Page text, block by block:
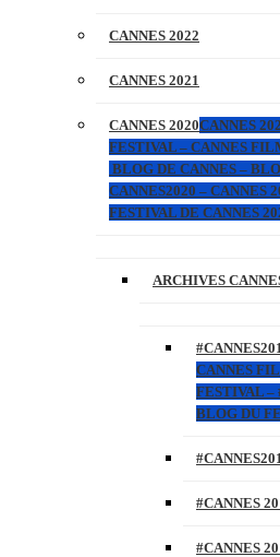
CANNES 2022
CANNES 2021
CANNES 2020CANNES
FESTIVAL – CANNES
BLOG DE CANNES –
CANNES2020 – CANNES
FESTIVAL DE CANNES
ARCHIVES
CANNES
FESTIVAL –
BLOG DU
#CANNES
#CANNES